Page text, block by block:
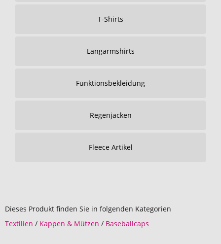
T-Shirts
Langarmshirts
Funktionsbekleidung
Regenjacken
Fleece Artikel
Dieses Produkt finden Sie in folgenden Kategorien
Textilien / Kappen & Mützen / Baseballcaps